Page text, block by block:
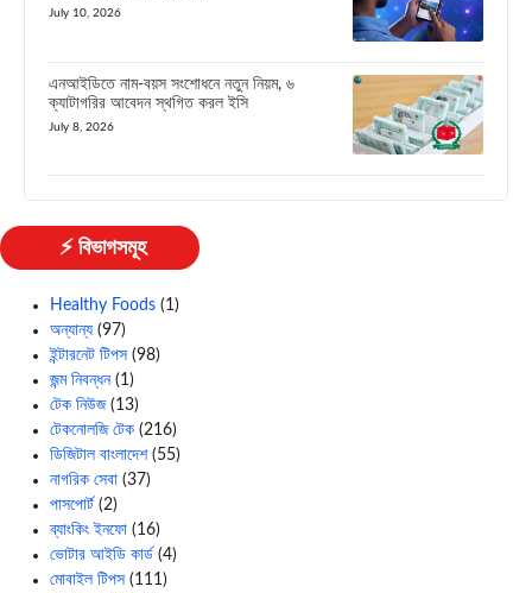
July 10, 2026
এনআইডিতে নাম-বয়স সংশোধনে নতুন নিয়ম, ৬
ক্যাটাগরির আবেদন স্থগিত করল ইসি
July 8, 2026
⚡ বিভাগসমূহ
Healthy Foods (1)
অন্যান্য (97)
ইন্টারনেট টিপস (98)
জন্ম নিবন্ধন(1)
টেক নিউজ(13)
টেকনোলজি টেক (216)
ডিজিটাল বাংলাদেশ(55)
নাগরিক সেবা (37)
পাসপোর্ট (2)
ব্যাংকিং ইনফো (16)
ভোটার আইডি কার্ড (4)
মোবাইল টিপস (111)